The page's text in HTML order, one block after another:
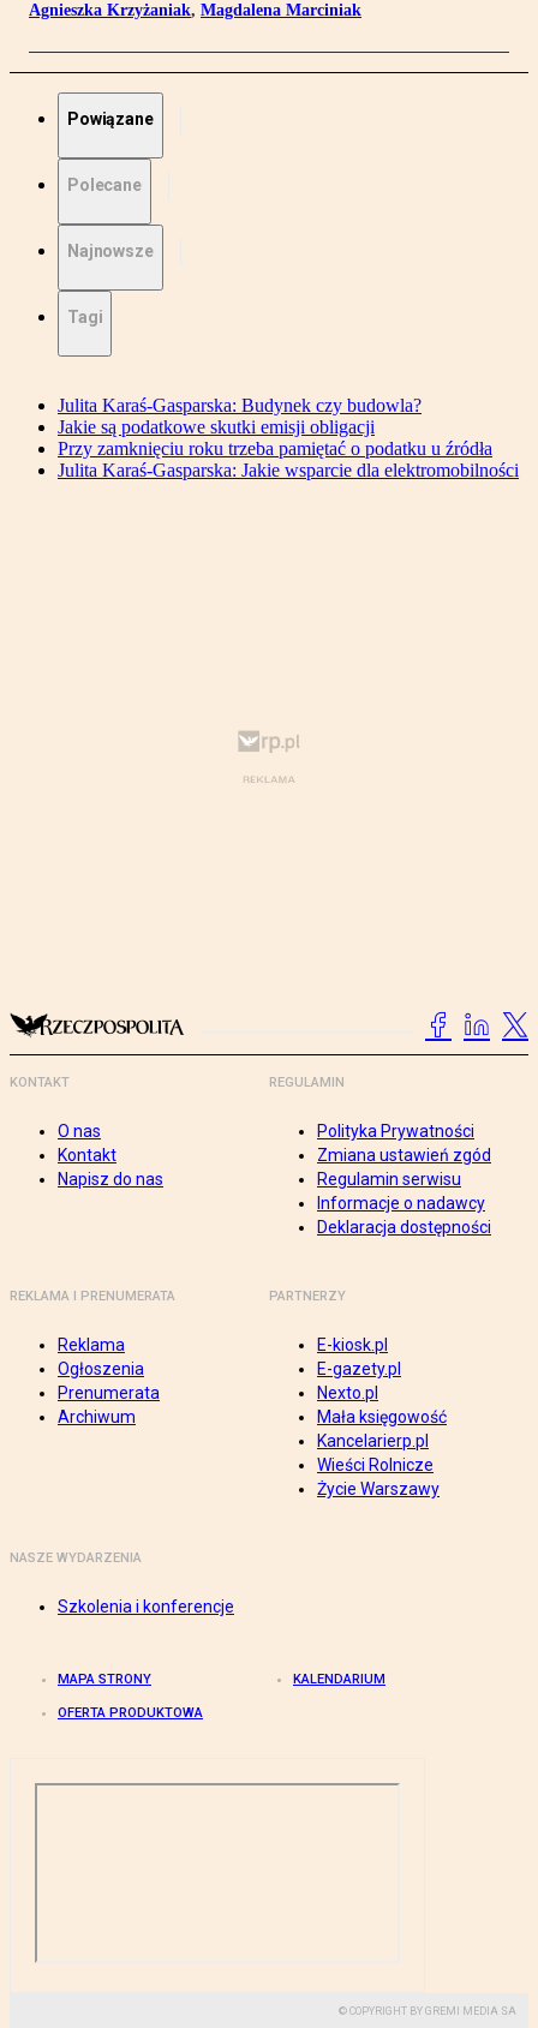
Agnieszka Krzyżaniak, Magdalena Marciniak
Powiązane
Polecane
Najnowsze
Tagi
Julita Karaś-Gasparska: Budynek czy budowla?
Jakie są podatkowe skutki emisji obligacji
Przy zamknięciu roku trzeba pamiętać o podatku u źródła
Julita Karaś-Gasparska: Jakie wsparcie dla elektromobilności
KONTAKT
O nas
Kontakt
Napisz do nas
REGULAMIN
Polityka Prywatności
Zmiana ustawień zgód
Regulamin serwisu
Informacje o nadawcy
Deklaracja dostępności
REKLAMA I PRENUMERATA
Reklama
Ogłoszenia
Prenumerata
Archiwum
PARTNERZY
E-kiosk.pl
E-gazety.pl
Nexto.pl
Mała księgowość
Kancelarierp.pl
Wieści Rolnicze
Życie Warszawy
NASZE WYDARZENIA
Szkolenia i konferencje
MAPA STRONY KALENDARIUM
OFERTA PRODUKTOWA
© COPYRIGHT BY GREMI MEDIA SA